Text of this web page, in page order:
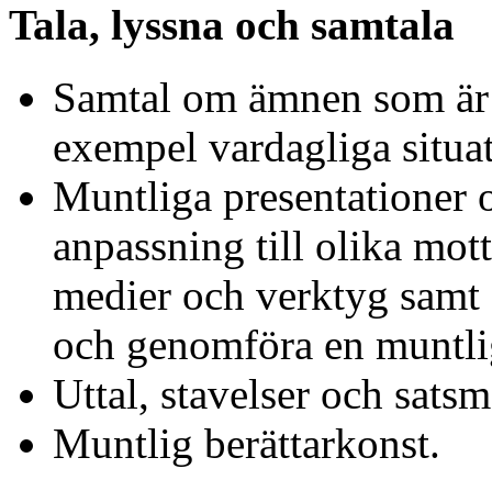
Tala, lyssna och samtala
Samtal om ämnen som
exempel vardagliga
Muntliga presentationer
anpassning till olika
medier och verktyg
och genomföra en
Uttal, stavelser och
Muntlig berättarkonst.